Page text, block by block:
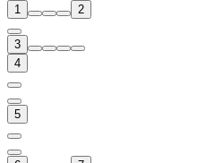
1
2
3
4
5